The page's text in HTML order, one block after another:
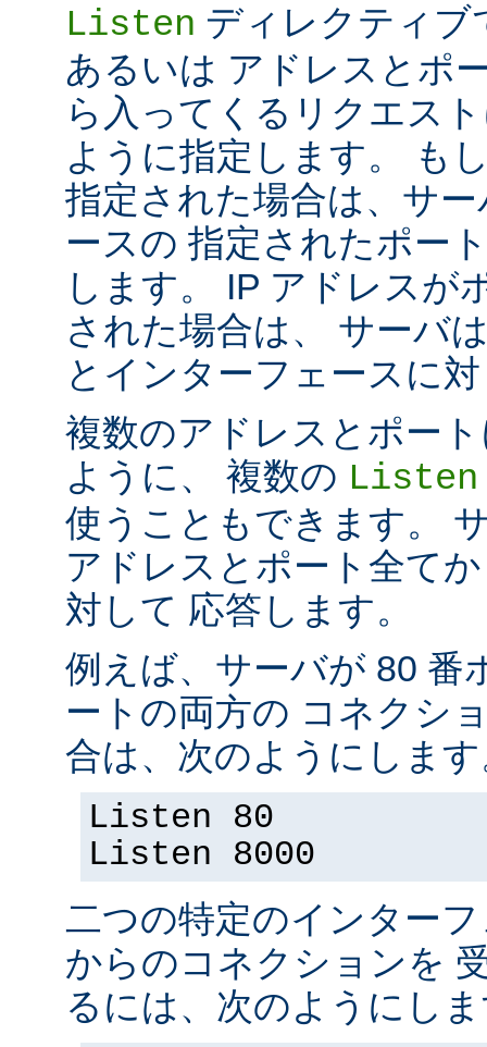
Listen ディレクティブ
あるいは アドレスとポ
ら入ってくるリクエス
ように指定します。 も
指定された場合は、サ
ースの 指定されたポー
します。 IP アドレスが
された場合は、 サーバ
とインターフェースに
複数のアドレスとポー
ように、 複数の Listen
使うこともできます。
アドレスとポート全て
対して 応答します。
例えば、サーバが 80 番
ートの両方の コネクシ
合は、次のようにしま
Listen 80
Listen 8000
二つの特定のインター
からのコネクションを
るには、次のようにし